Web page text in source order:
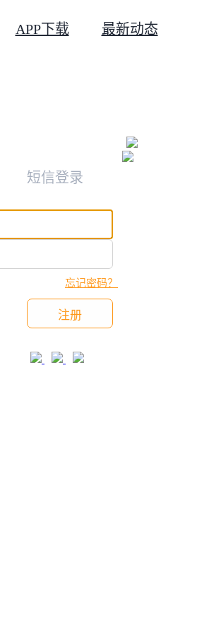
APP下载 最新动态
短信登录
忘记密码？